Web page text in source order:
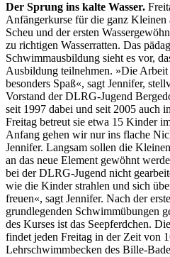
Der Sprung ins kalte Wasser.
Anfängerkurse für die ganz
Scheu und der ersten
zu richtigen Wasserratten. Das
Schwimmausbildung sieht es vor,
Ausbildung teilnehmen. »Die
besonders Spaß«, sagt Jennifer,
Vorstand der DLRG-Jugend
seit 1997 dabei und seit 2005 auch
Freitag betreut sie etwa 15 Kinder
Anfang gehen wir nur ins flache
Jennifer. Langsam sollen die
an das neue Element gewöhnt
bei der DLRG-Jugend nicht
wie die Kinder strahlen und sich
freuen«, sagt Jennifer. Nach der
grundlegenden Schwimmübungen
des Kurses ist das Seepferdchen.
findet jeden Freitag in der Zeit von
Lehrschwimmbecken des Bille-